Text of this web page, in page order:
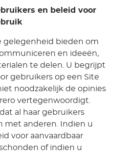
en beleid voor
gelegenheid bieden om
en ideeën,
te delen. U begrijpt
gebruikers op een Site
noodzakelijk de opinies
vertegenwoordigt.
al haar gebruikers
met anderen. Indien u
voor aanvaardbaar
of indien u